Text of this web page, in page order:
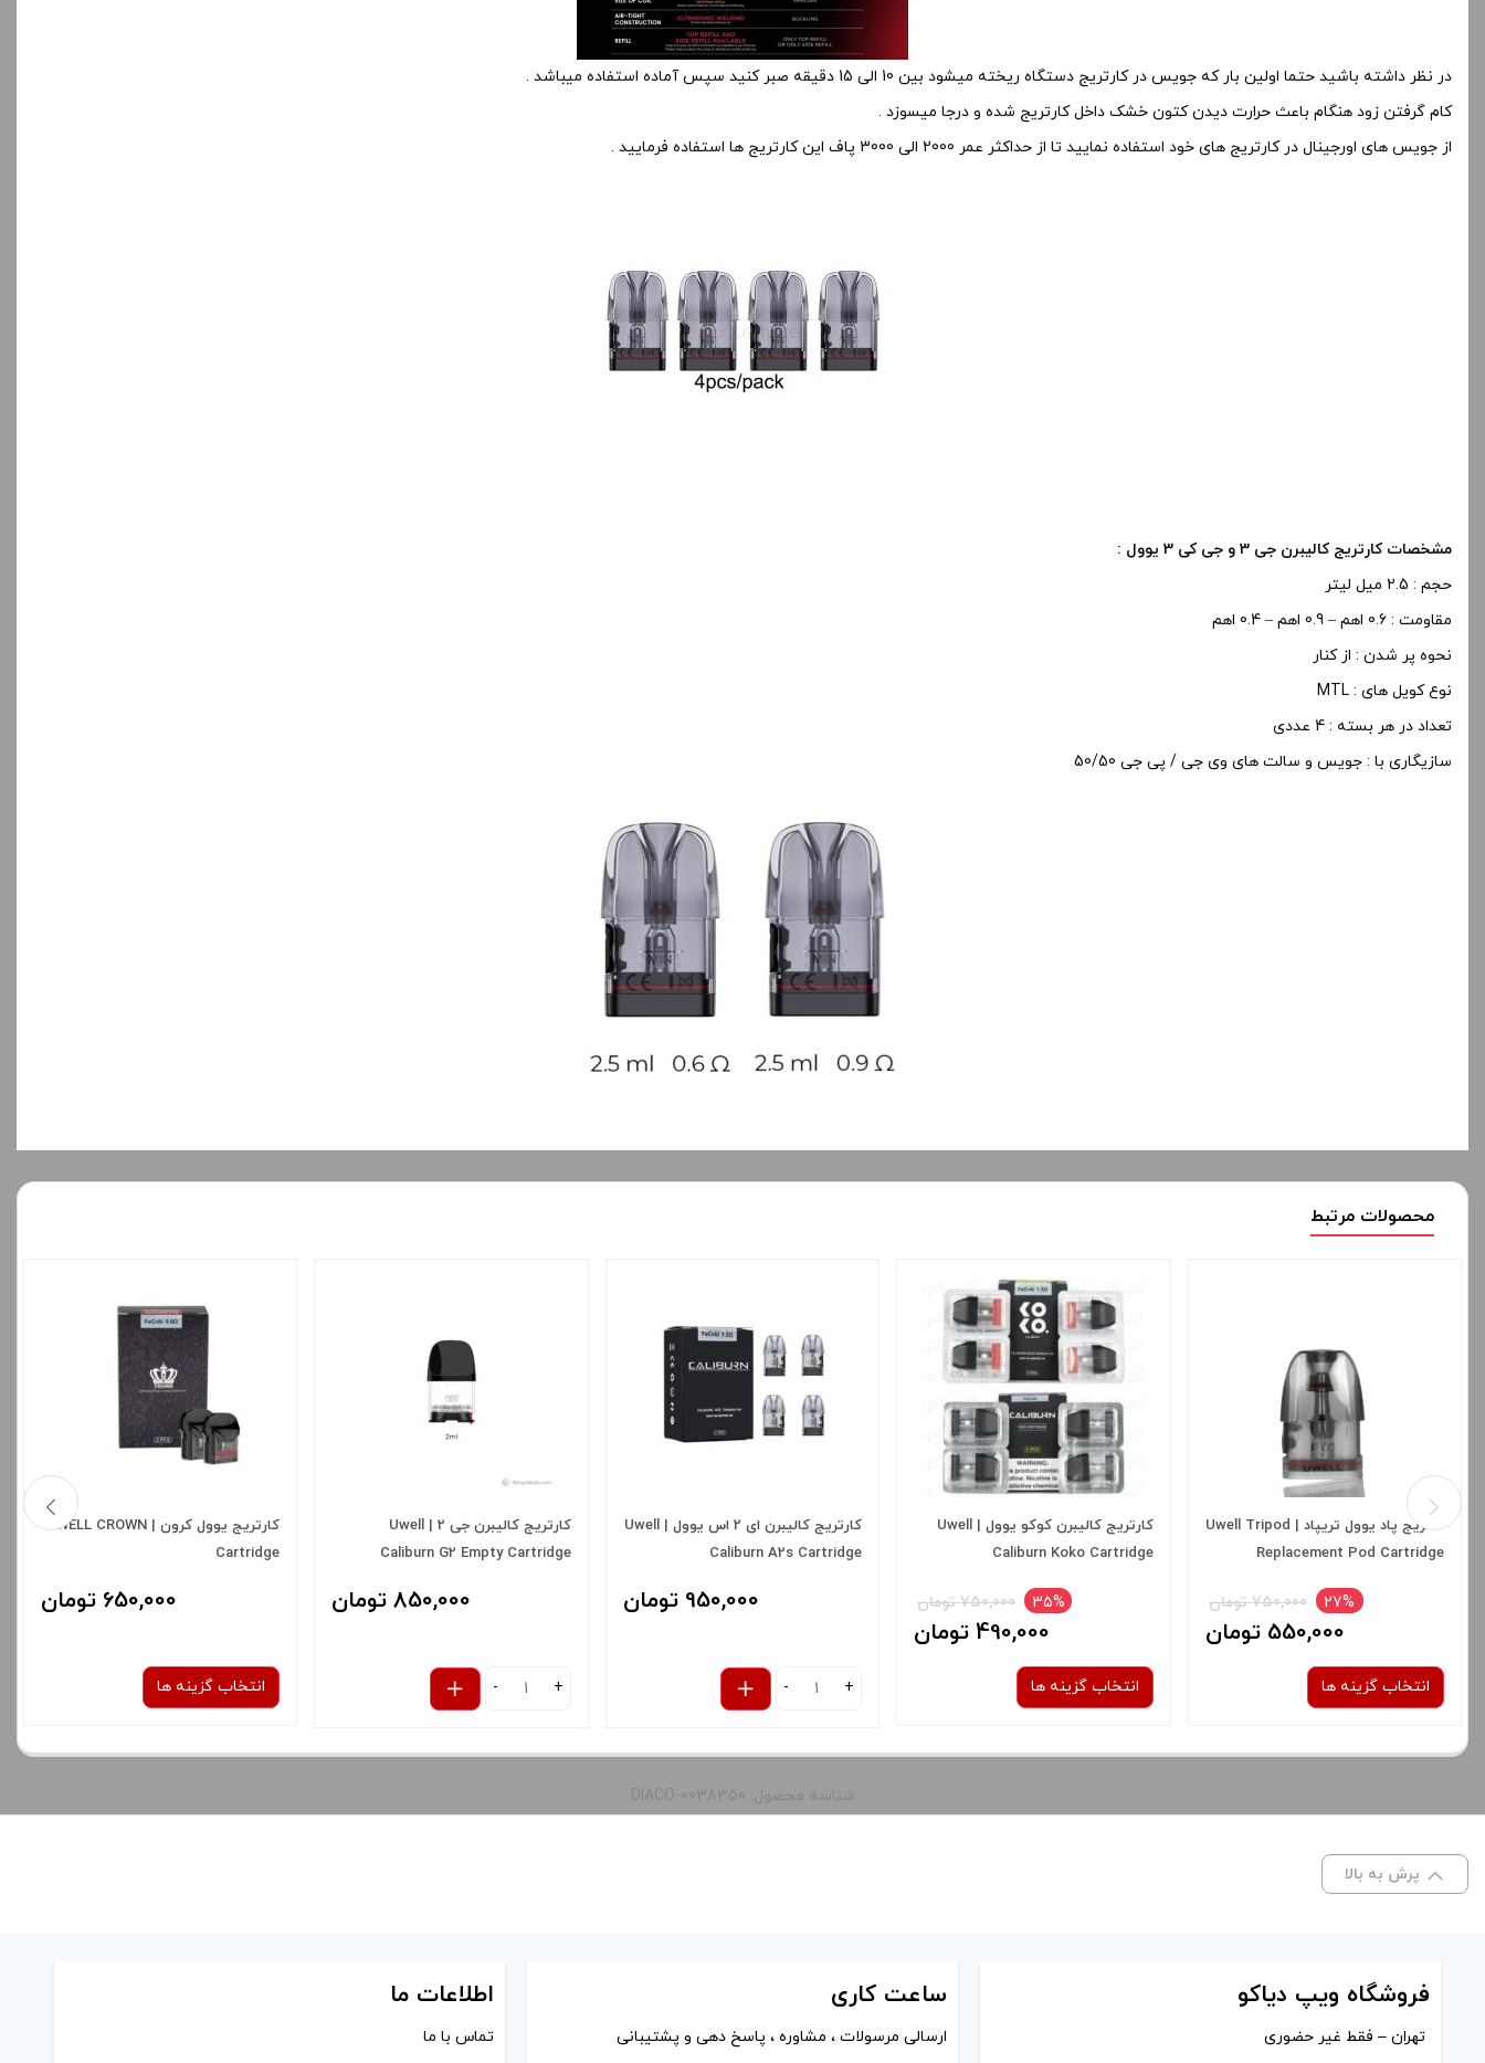
در نظر داشته باشید حتما اولین بار که جویس در کارتریج دستگاه ریخته میشود بین 10 الی 15 دقیقه صبر کنید سپس آماده استفاده میباشد .
کام گرفتن زود هنگام باعث حرارت دیدن کتون خشک داخل کارتریج شده و درجا میسوزد .
از جویس های اورجینال در کارتریج های خود استفاده نمایید تا از حداکثر عمر 2000 الی 3000 پاف این کارتریج ها استفاده فرمایید .
مشخصات کارتریج کالیبرن جی 3 و جی کی 3 یوول :
حجم : 2.5 میل لیتر
مقاومت : 0.6 اهم – 0.9 اهم – 0.4 اهم
نحوه پر شدن : از کنار
نوع کویل های : MTL
تعداد در هر بسته : 4 عددی
سازیگاری با : جویس و سالت های وی جی / پی جی 50/50
محصولات مرتبط
کاتریج پاد یوول تریپاد | Uwell Tripod
Replacement Pod Cartridge
27% 750,000 تومان
550,000 تومان
انتخاب گزینه ها
1/2 اهم
صاف
کارتریج کالیبرن کوکو یوول | Uwell
Caliburn Koko Cartridge
35% 750,000 تومان
490,000 تومان
انتخاب گزینه ها
1.4 اهم
آخرین بروزرسانی قیمت: 21
کارتریج کالیبرن ای 2 اس یوول | Uwell
Caliburn A2s Cartridge
950,000 تومان
- +
کارتریج کالیبرن جی 2 | Uwell
Caliburn G2 Empty Cartridge
850,000 تومان
- +
کارتریج یوول کرون | UWELL CROWN
Cartridge
650,000 تومان
انتخاب گزینه ها
0.6 اهم
1.0 اهم
شناسه محصول: DIACO-0038350
پرش به بالا
فروشگاه ویپ دیاکو
تهران – فقط غیر حضوری
ساعت کاری
ارسالی مرسولات ، مشاوره ، پاسخ دهی و پشتیبانی
اطلاعات ما
تماس با ما